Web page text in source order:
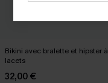
Bikini avec bralette et hipster à
lacets
32,00 €